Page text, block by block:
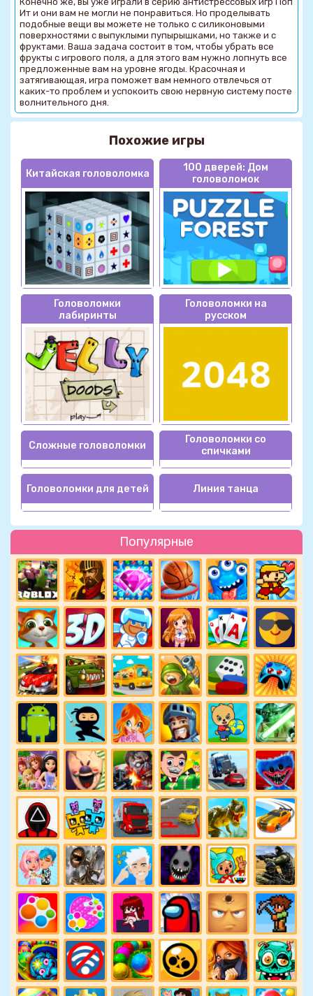
Популярные
Ит и они вам не могли не понравиться. Но проделывать
подобные вещи вы можете не только с силиконовыми
поверхностями с выпуклыми пупырышками, но также и с
фруктами. Ваша задача состоит в том, чтобы убрать все
фрукты с игрового поля, а для этого вам нужно лопнуть все
предложенные вам на уровне ягоды. Красочная и
затягивающая, игра поможет вам немного отвлечься от
каких-то проблем и успокоить свою нервную систему посте
волнительного дня.
Похожие игры
Китайская головоломка
100 дверей: Дом
головоломок
Головоломки
лабиринты
Головоломки на
русском
Сложные головоломки
Головоломки со
спичками
Головоломки для детей Линия танца